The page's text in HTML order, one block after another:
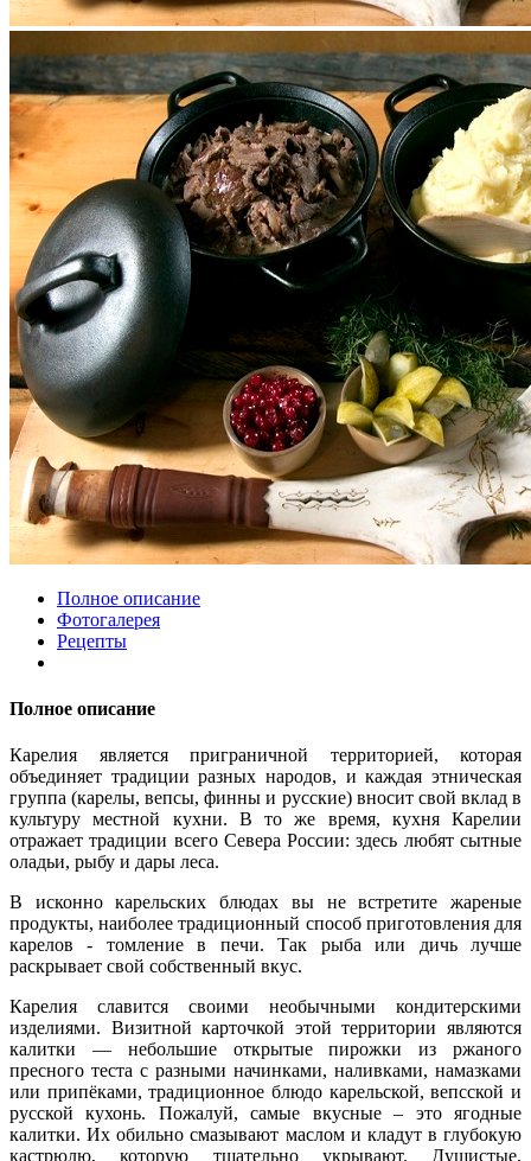
Полное описание
Фотогалерея
Рецепты
Полное описание
Карелия является приграничной территорией, которая
объединяет традиции разных народов, и каждая этническая
группа (карелы, вепсы, финны и русские) вносит свой вклад в
культуру местной кухни. В то же время, кухня Карелии
отражает традиции всего Севера России: здесь любят сытные
оладьи, рыбу и дары леса.
В исконно карельских блюдах вы не встретите жареные
продукты, наиболее традиционный способ приготовления для
карелов - томление в печи. Так рыба или дичь лучше
раскрывает свой собственный вкус.
Карелия славится своими необычными кондитерскими
изделиями. Визитной карточкой этой территории являются
калитки — небольшие открытые пирожки из ржаного
пресного теста с разными начинками, наливками, намазками
или припёками, традиционное блюдо карельской, вепсской и
русской кухонь. Пожалуй, самые вкусные – это ягодные
калитки. Их обильно смазывают маслом и кладут в глубокую
кастрюлю, которую тщательно укрывают. Душистые,